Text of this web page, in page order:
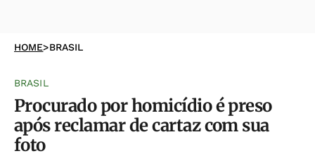
HOME>BRASIL
BRASIL
Procurado por homicídio é preso
após reclamar de cartaz com sua
foto